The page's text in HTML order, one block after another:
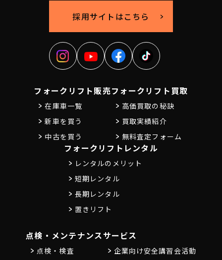
採用サイトはこちら
フォークリフト販売
在庫車一覧
新車を買う
中古を買う
フォークリフト買取
高価買取の秘訣
買取実績紹介
無料査定フォーム
フォークリフトレンタル
レンタルのメリット
短期レンタル
長期レンタル
置きリフト
点検・メンテナンス
点検・検査
サービス
企業向け安全講習会活動